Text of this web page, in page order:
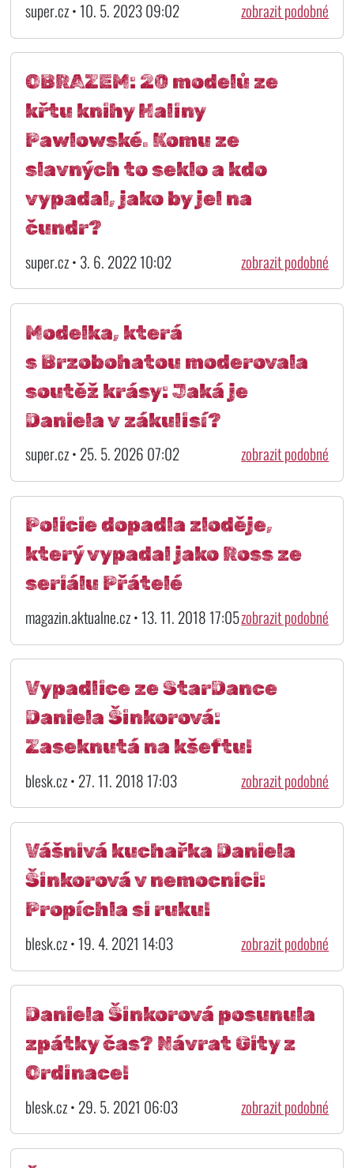
super.cz • 10. 5. 2023 09:02 zobrazit podobné
OBRAZEM: 20 modelů ze
křtu knihy Haliny
Pawlowské. Komu ze
slavných to seklo a kdo
vypadal, jako by jel na
čundr?
super.cz • 3. 6. 2022 10:02 zobrazit podobné
Modelka, která
s Brzobohatou moderovala
soutěž krásy: Jaká je
Daniela v zákulisí?
super.cz • 25. 5. 2026 07:02 zobrazit podobné
Policie dopadla zloděje,
který vypadal jako Ross ze
seriálu Přátelé
magazin.aktualne.cz • 13. 11. 2018 17:05zobrazit podobné
Vypadlice ze StarDance
Daniela Šinkorová:
Zaseknutá na kšeftu!
blesk.cz • 27. 11. 2018 17:03 zobrazit podobné
Vášnivá kuchařka Daniela
Šinkorová v nemocnici:
Propíchla si ruku!
blesk.cz • 19. 4. 2021 14:03 zobrazit podobné
Daniela Šinkorová posunula
zpátky čas? Návrat Gity z
Ordinace!
blesk.cz • 29. 5. 2021 06:03 zobrazit podobné